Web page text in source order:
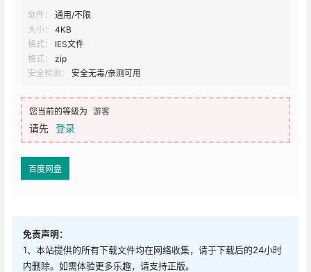
软件：
通用/不限
大小：
4KB
格式：
IES文件
格式：
zip
安全检测：
安全无毒/亲测可用
您当前的等级为 游客
请先 登录
百度网盘
免责声明：
1、本站提供的所有下载文件均在网络收集，请于下载后的24小时
内删除。如需体验更多乐趣，请支持正版。